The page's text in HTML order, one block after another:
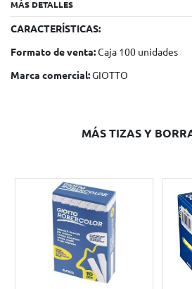
MÁS DETALLES
CARACTERÍSTICAS:
Formato de venta:Caja 100 unidades
Marca comercial:GIOTTO
MÁS TIZAS Y